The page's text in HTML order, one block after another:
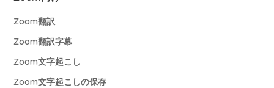
Zoom翻訳
Zoom翻訳字幕
Zoom文字起こし
Zoom文字起こしの保存